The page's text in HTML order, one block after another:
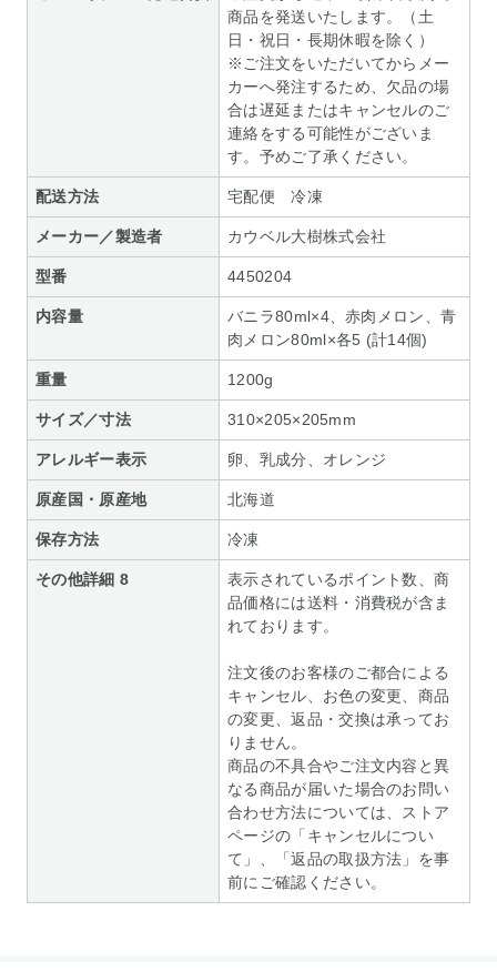
商品を発送いたします。（土
日・祝日・長期休暇を除く）
※ご注文をいただいてからメー
カーへ発注するため、欠品の場
合は遅延またはキャンセルのご
連絡をする可能性がございま
す。予めご了承ください。
配送方法 宅配便 冷凍
メーカー／製造者 カウベル大樹株式会社
型番 4450204
内容量
バニラ80ml×4、赤肉メロン、青
肉メロン80ml×各5 (計14個)
重量 1200g
サイズ／寸法 310×205×205mm
アレルギー表示 卵、乳成分、オレンジ
原産国・原産地 北海道
保存方法 冷凍
その他詳細 8
表示されているポイント数、商
品価格には送料・消費税が含ま
れております。
注文後のお客様のご都合による
キャンセル、お色の変更、商品
の変更、返品・交換は承ってお
りません。
商品の不具合やご注文内容と異
なる商品が届いた場合のお問い
合わせ方法については、ストア
ページの「キャンセルについ
て」、「返品の取扱方法」を事
前にご確認ください。